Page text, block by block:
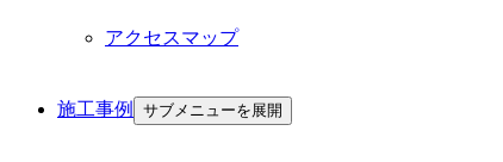
アクセスマップ
施工事例 サブメニューを展開